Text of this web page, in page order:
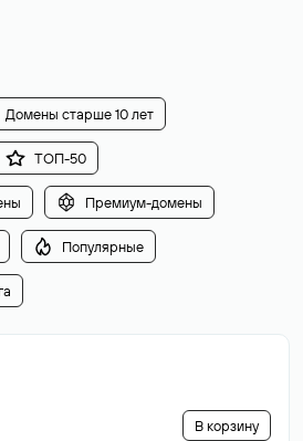
Домены старше 10 лет
ТОП-50
Премиум-домены
Популярные
В корзину